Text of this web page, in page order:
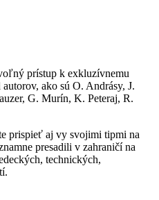
prístup k exkluzívnemu
ako sú O. Andrásy, J.
G. Murín, K. Peteraj, R.
prispieť aj vy svojimi tipmi na
presadili v zahraničí na
technických,